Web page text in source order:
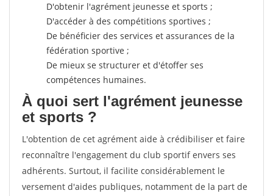
D'obtenir l'agrément jeunesse et sports ;
D'accéder à des compétitions sportives ;
De bénéficier des services et assurances de la
fédération sportive ;
De mieux se structurer et d'étoffer ses
compétences humaines.
À quoi sert l'agrément jeunesse
et sports ?
L'obtention de cet agrément aide à crédibiliser et faire
reconnaître l'engagement du club sportif envers ses
adhérents. Surtout, il facilite considérablement le
versement d'aides publiques, notamment de la part de